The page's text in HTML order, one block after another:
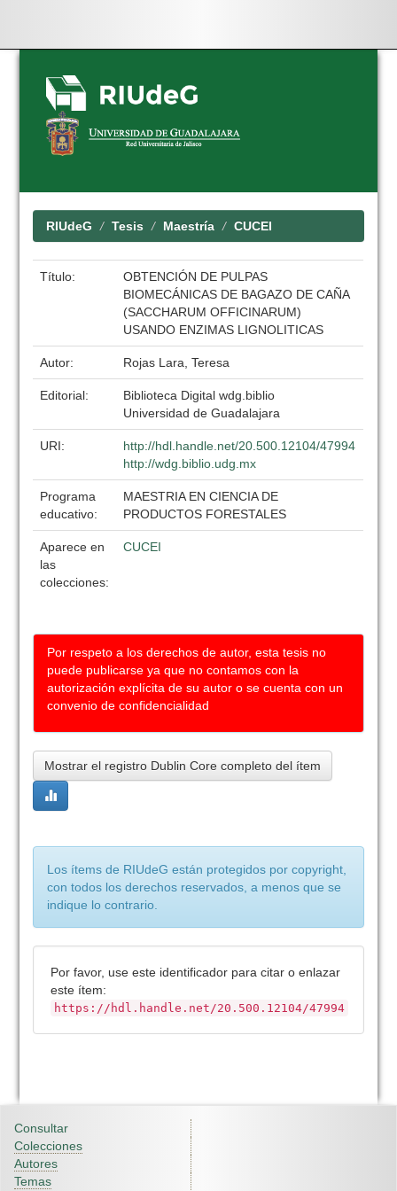
Skip
navigation
RIUdeG Tesis Maestría CUCEI
Título:
OBTENCIÓN DE PULPAS
BIOMECÁNICAS DE BAGAZO DE CAÑA
(SACCHARUM OFFICINARUM)
USANDO ENZIMAS LIGNOLITICAS
Autor: Rojas Lara, Teresa
Editorial:
Biblioteca Digital wdg.biblio
Universidad de Guadalajara
URI:
http://hdl.handle.net/20.500.12104/47994
http://wdg.biblio.udg.mx
Programa
educativo:
MAESTRIA EN CIENCIA DE
PRODUCTOS FORESTALES
Aparece en
las
colecciones:
CUCEI
Por respeto a los derechos de autor, esta tesis no
puede publicarse ya que no contamos con la
autorización explícita de su autor o se cuenta con un
convenio de confidencialidad
Mostrar el registro Dublin Core completo del ítem
Los ítems de RIUdeG están protegidos por copyright,
con todos los derechos reservados, a menos que se
indique lo contrario.
Por favor, use este identificador para citar o enlazar
este ítem:
https://hdl.handle.net/20.500.12104/47994
Consultar
Colecciones
Autores
Temas